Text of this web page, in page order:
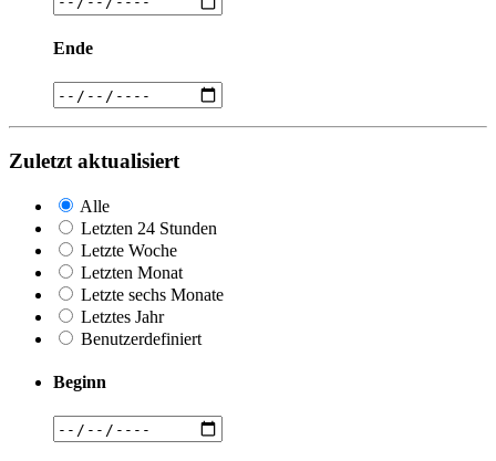
Ende
Zuletzt aktualisiert
Alle
Letzten 24 Stunden
Letzte Woche
Letzten Monat
Letzte sechs Monate
Letztes Jahr
Benutzerdefiniert
Beginn